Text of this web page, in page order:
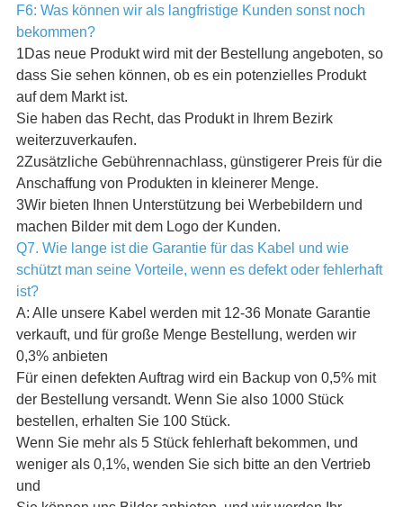
F6: Was können wir als langfristige Kunden sonst noch
bekommen?
1Das neue Produkt wird mit der Bestellung angeboten, so
dass Sie sehen können, ob es ein potenzielles Produkt
auf dem Markt ist.
Sie haben das Recht, das Produkt in Ihrem Bezirk
weiterzuverkaufen.
2Zusätzliche Gebührennachlass, günstigerer Preis für die
Anschaffung von Produkten in kleinerer Menge.
3Wir bieten Ihnen Unterstützung bei Werbebildern und
machen Bilder mit dem Logo der Kunden.
Q7. Wie lange ist die Garantie für das Kabel und wie
schützt man seine Vorteile, wenn es defekt oder fehlerhaft
ist?
A: Alle unsere Kabel werden mit 12-36 Monate Garantie
verkauft, und für große Menge Bestellung, werden wir
0,3% anbieten
Für einen defekten Auftrag wird ein Backup von 0,5% mit
der Bestellung versandt. Wenn Sie also 1000 Stück
bestellen, erhalten Sie 100 Stück.
Wenn Sie mehr als 5 Stück fehlerhaft bekommen, und
weniger als 0,1%, wenden Sie sich bitte an den Vertrieb
und